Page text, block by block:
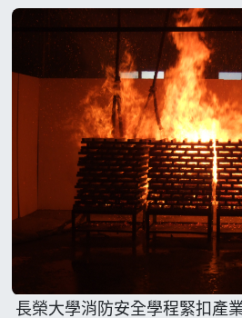
長榮大學消防安全學程緊扣產